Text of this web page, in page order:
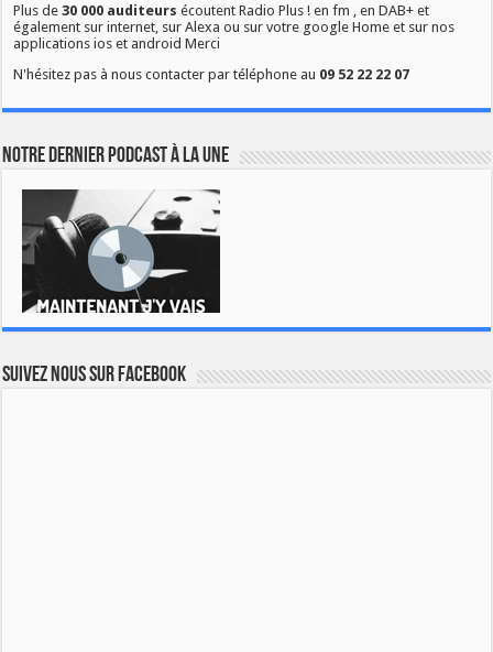
Plus de30 000 auditeurs écoutent Radio Plus ! en fm , en DAB+ et
également sur internet, sur Alexa ou sur votre google Home et sur nos
applications ios et android Merci
N'hésitez pas à nous contacter par téléphone au 09 52 22 22 07
Notre dernier podcast à la une
Suivez nous sur Facebook